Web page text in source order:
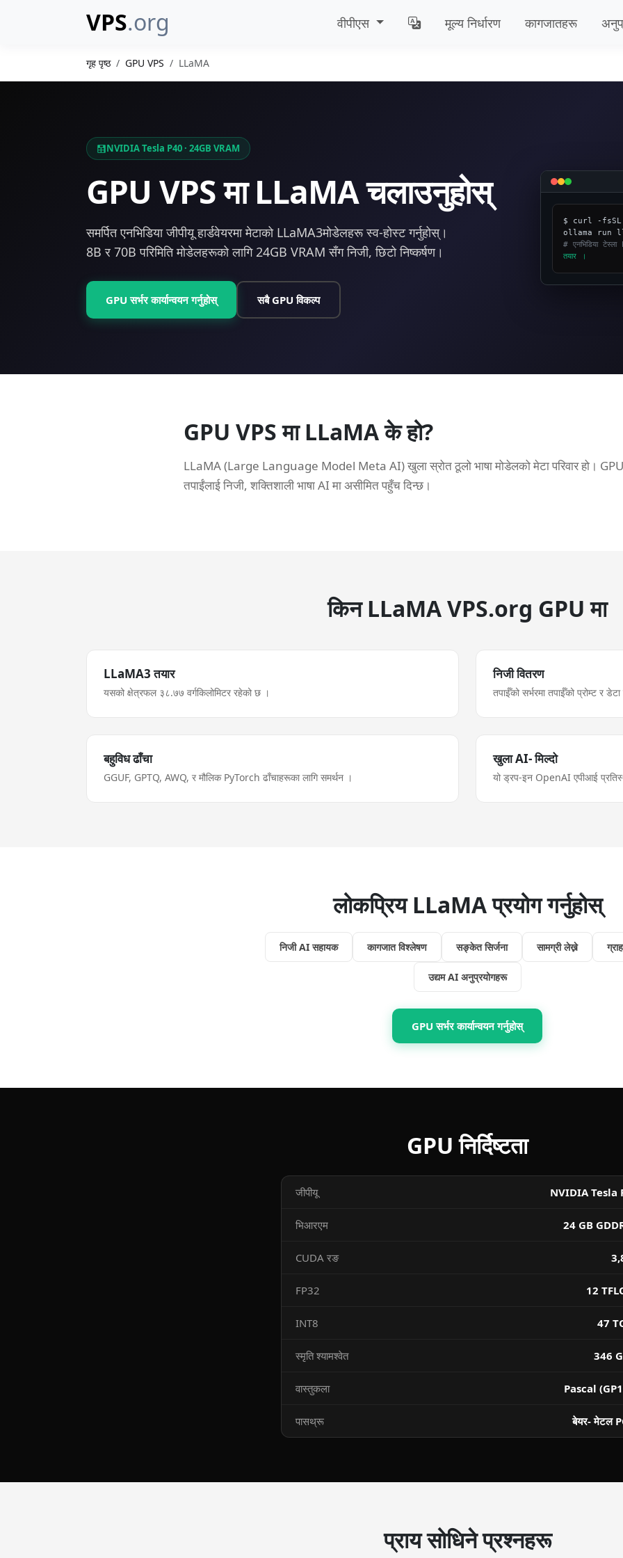
VPS.org वीपीएस मूल्य निर्धारण कागजातहरू
गृह पृष्ठ GPU VPS LLaMA
NVIDIA Tesla P40 · 24GB VRAM
GPU VPS मा LLaMA चलाउनुहोस्
समर्पित एनभिडिया जीपीयू हार्डवेयरमा मेटाको LLaMA3मोडेलहरू स्व-होस्ट गर्नुहोस्।
8B र 70B परिमिति मोडेलहरूको लागि 24GB VRAM सँग निजी, छिटो निष्कर्षण।
GPU सर्भर कार्यान्वयन गर्नुहोस् सबै GPU विकल्प
$ curl -
# एनभिडिया
तयार ।
GPU VPS मा LLaMA के हो?
LLaMA (Large Language Model Meta AI) खुला स्रोत ठूलो भाषा मोडेलको मेटा परिवार हो।
तपाईंलाई निजी, शक्तिशाली भाषा AI मा असीमित पहुँच दिन्छ।
किन LLaMA VPS.org GPU मा
LLaMA3 तयार
यसको क्षेत्रफल ३८.७७ वर्गकिलोमिटर रहेको छ ।
निजी वितरण
तपाईँको सर्भरमा तपाईँको प्रोम्ट र
बहुविध ढाँचा
GGUF, GPTQ, AWQ, र मौलिक PyTorch ढाँचाहरूका लागि समर्थन ।
खुला AI- मिल्दो
यो ड्रप-इन OpenAI एपीआई
लोकप्रिय LLaMA प्रयोग गर्नुहोस्
निजी AI सहायक कागजात विश्लेषण सङ्केत सिर्जना सामग्री लेख्ने
उद्यम AI अनुप्रयोगहरू
GPU सर्भर कार्यान्वयन गर्नुहोस्
GPU निर्दिष्टता
जीपीयू NVIDIA Tesla
भिआरएम 24 GB
CUDA रङ
FP32 12
INT8 47
स्मृति श्यामश्वेत 346
वास्तुकला Pascal
पासथ्रू बेयर- मेटल
प्राय सोधिने प्रश्नहरू